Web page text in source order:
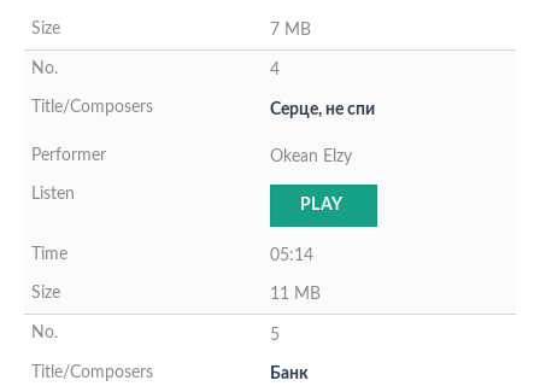
7 MB
4
Серце, не спи
Okean Elzy
PLAY
05:14
11 MB
5
Банк